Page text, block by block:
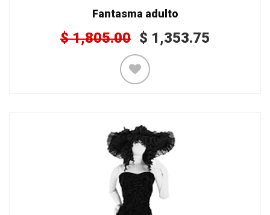
Fantasma adulto
$1,805.00 $ 1,353.75